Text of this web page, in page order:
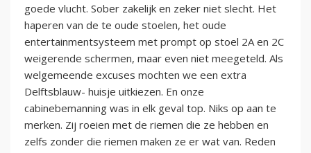
goede vlucht. Sober zakelijk en zeker niet slecht. Het
haperen van de te oude stoelen, het oude
entertainmentsysteem met prompt op stoel 2A en 2C
weigerende schermen, maar even niet meegeteld. Als
welgemeende excuses mochten we een extra
Delftsblauw- huisje uitkiezen. En onze
cabinebemanning was in elk geval top. Niks op aan te
merken. Zij roeien met de riemen die ze hebben en
zelfs zonder die riemen maken ze er wat van. Reden